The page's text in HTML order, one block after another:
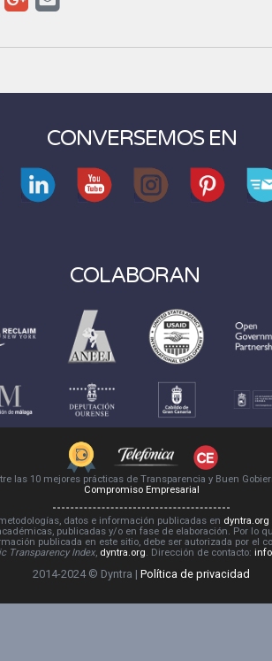
CONVERSEMOS EN
COLABORAN
las 10 mejores prácticas de Transparencia y Buen
Compromiso Empresarial
datos e información publicadas en dyntra.org
publicadas y/o en fase de elaboración. Por lo
publicada en este sitio, debe ser autorizada por el
Transparency Index, dyntra.org. Dirección de contacto:
2014-2024 © Dyntra | Política de privacidad